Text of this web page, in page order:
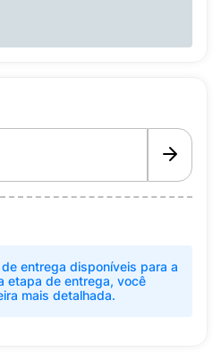
entrega disponíveis para a
etapa de entrega, você
mais detalhada.